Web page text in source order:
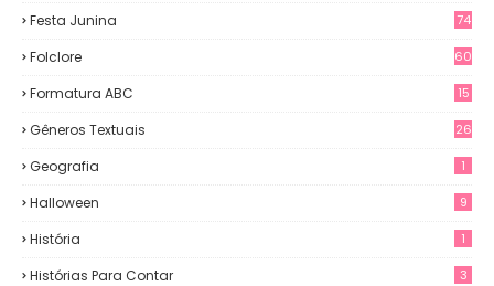
Festa Junina 74
Folclore 60
Formatura ABC 15
Gêneros Textuais 26
Geografia 1
Halloween 9
História 1
Histórias Para Contar 3